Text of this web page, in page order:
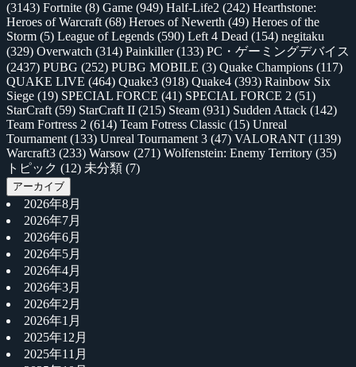
(3143) Fortnite (8) Game (949) Half-Life2 (242) Hearthstone:
Heroes of Warcraft (68) Heroes of Newerth (49) Heroes of the
Storm (5) League of Legends (590) Left 4 Dead (154) negitaku
(329) Overwatch (314) Painkiller(133) PC・ゲーミングデバイス
(2437) PUBG (252) PUBG MOBILE (3) Quake Champions (117)
QUAKE LIVE (464) Quake3 (918) Quake4 (393) Rainbow Six
Siege (19) SPECIAL FORCE (41) SPECIAL FORCE 2 (51)
StarCraft (59) StarCraft II (215) Steam (931) Sudden Attack (142)
Team Fortress 2 (614) Team Fotress Classic (15) Unreal
Tournament (133) Unreal Tournament 3 (47) VALORANT (1139)
Warcraft3 (233) Warsow (271) Wolfenstein: Enemy Territory (35)
トピック (12) 未分類 (7)
アーカイブ
2026年8月
2026年7月
2026年6月
2026年5月
2026年4月
2026年3月
2026年2月
2026年1月
2025年12月
2025年11月